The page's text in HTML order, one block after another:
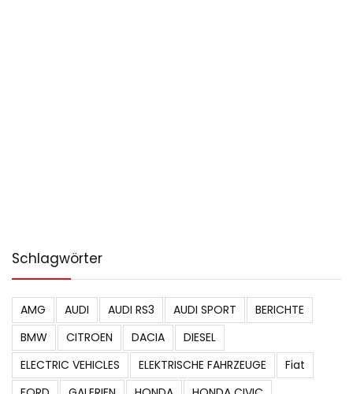
Schlagwörter
AMG AUDI AUDI RS3 AUDI SPORT
BERICHTE
BMW
CITROEN DACIA
DIESEL
ELECTRIC VEHICLES
ELEKTRISCHE FAHRZEUGE
Fiat